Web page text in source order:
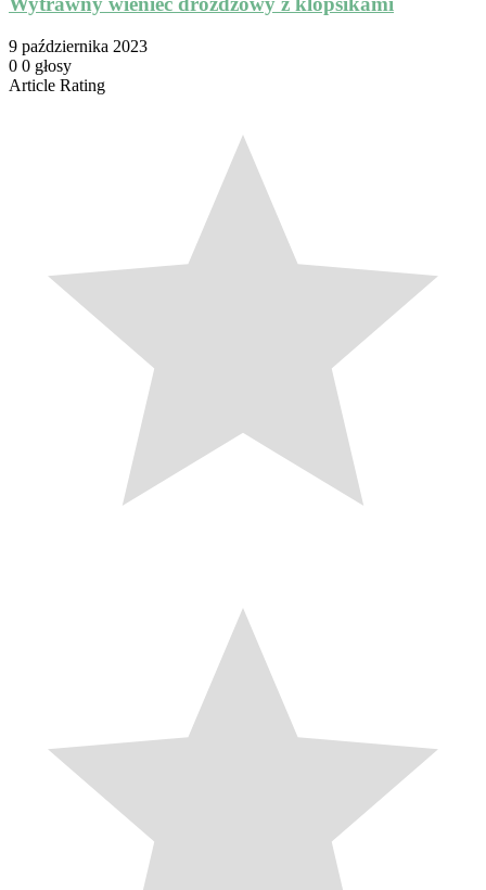
9 października 2023
0 0 głosy
Article Rating